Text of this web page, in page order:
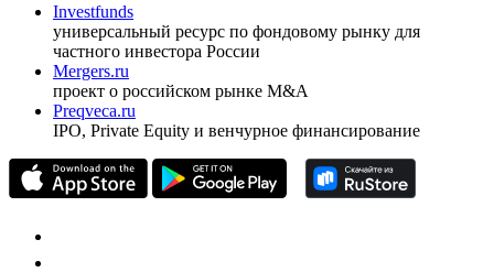
Investfunds
универсальный ресурс по фондовому рынку для
частного инвестора России
Mergers.ru
проект о российском рынке M&A
Preqveca.ru
IPO, Private Equity и венчурное финансирование